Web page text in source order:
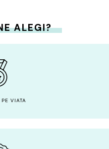
ALEGI?
VIATA